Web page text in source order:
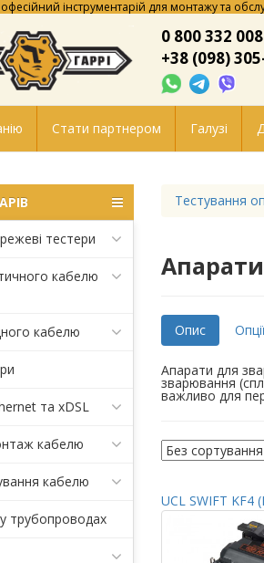
інструментарій для монтажу та
0 800 332 008
+38 (098)
Стати партнером Галузі
тестери
кабелю
кабелю
та xDSL
кабелю
кабелю
трубопроводах
Тестування
Опис
Апарати для
зварювання
важливо для
UCL SWIFT KF4